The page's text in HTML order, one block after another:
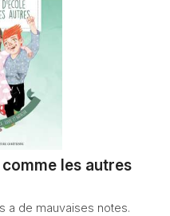
les autres
a de mauvaises notes.